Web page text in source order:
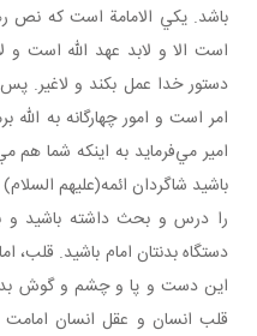
باشد. يکي الامامة است که نص
است الا و لابد عهد الله است و
دستور خدا عمل بکند و لاغير.
امر است و امور چهارگانه به
امير مي‌فرمايد به اينکه شما
باشيد شاگردان ائمه(عليهم
را درس و بحث داشته باشيد و
دستگاه بدنتان امام باشيد. قلب،
اين دست و پا و چشم و گوش
قلب انسان و عقل انسان امامت